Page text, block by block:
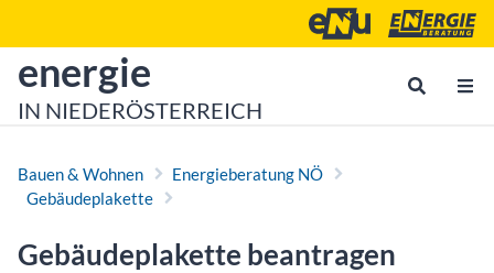
Energie- und
zur Startseite von
energie
IN NIEDERÖSTERREICH
Bauen & Wohnen
Energieberatung NÖ
Gebäudeplakette
Gebäudeplakette beantragen